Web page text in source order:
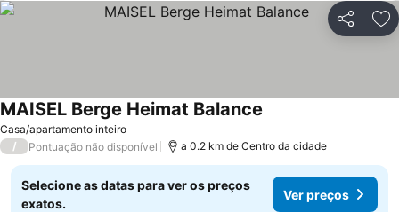
Partilhar
Casa/apartamento inteiro
MAISEL Berge Heimat Balance
/ Pontuação não disponível a 0.2 km de Centro da cidade
Selecione as datas para ver os preços
exatos.
Ver preços